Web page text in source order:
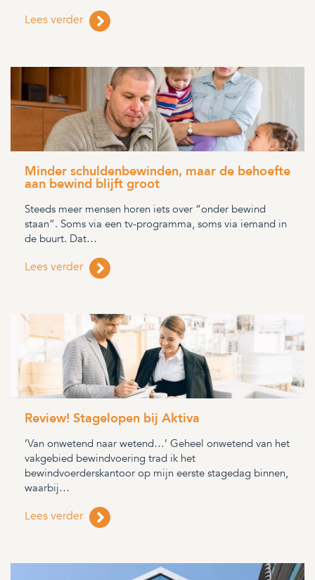
Lees verder
Minder schuldenbewinden, maar de behoefte
aan bewind blijft groot
Steeds meer mensen horen iets over “onder bewind
staan”. Soms via een tv-programma, soms via iemand in
de buurt. Dat…
Lees verder
Review! Stagelopen bij Aktiva
‘Van onwetend naar wetend…’ Geheel onwetend van het
vakgebied bewindvoering trad ik het
bewindvoerderskantoor op mijn eerste stagedag binnen,
waarbij…
Lees verder